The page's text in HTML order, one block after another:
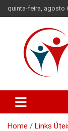
to
quinta-feira, agosto
Ensino do Distrito
Home
Links